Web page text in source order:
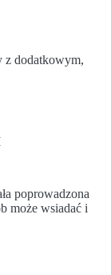
z dodatkowym,
poprowadzona
może wsiadać i